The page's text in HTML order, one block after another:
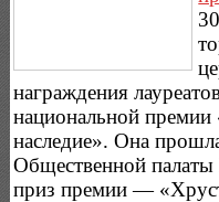
награждения
национальной премии
наследие». Она
Общественной
приз премии —